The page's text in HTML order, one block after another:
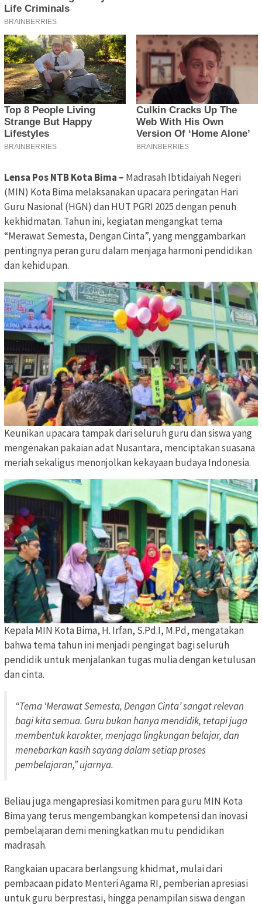
Lensa Pos NTB Kota Bima – Madrasah Ibtidaiyah Negeri
(MIN) Kota Bima melaksanakan upacara peringatan Hari
Guru Nasional (HGN) dan HUT PGRI 2025 dengan penuh
kekhidmatan. Tahun ini, kegiatan mengangkat tema
“Merawat Semesta, Dengan Cinta”, yang menggambarkan
pentingnya peran guru dalam menjaga harmoni pendidikan
dan kehidupan.
Keunikan upacara tampak dari seluruh guru dan siswa yang
mengenakan pakaian adat Nusantara, menciptakan suasana
meriah sekaligus menonjolkan kekayaan budaya Indonesia.
Kepala MIN Kota Bima, H. Irfan, S.Pd.I, M.Pd, mengatakan
bahwa tema tahun ini menjadi pengingat bagi seluruh
pendidik untuk menjalankan tugas mulia dengan ketulusan
dan cinta.
“Tema ‘Merawat Semesta, Dengan Cinta’ sangat relevan
bagi kita semua. Guru bukan hanya mendidik, tetapi juga
membentuk karakter, menjaga lingkungan belajar, dan
menebarkan kasih sayang dalam setiap proses
pembelajaran,” ujarnya.
Beliau juga mengapresiasi komitmen para guru MIN Kota
Bima yang terus mengembangkan kompetensi dan inovasi
pembelajaran demi meningkatkan mutu pendidikan
madrasah.
Rangkaian upacara berlangsung khidmat, mulai dari
pembacaan pidato Menteri Agama RI, pemberian apresiasi
untuk guru berprestasi, hingga penampilan siswa dengan